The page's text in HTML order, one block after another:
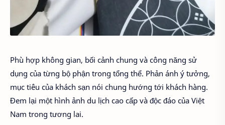
Phù hợp không gian, bối cảnh chung và công năng sử
dụng của từng bộ phận trong tổng thể. Phản ánh ý tưởng,
mục tiêu của khách sạn nói chung hướng tới khách hàng.
Đem lại một hình ảnh du lịch cao cấp và độc đáo của Việt
Nam trong tương lai.